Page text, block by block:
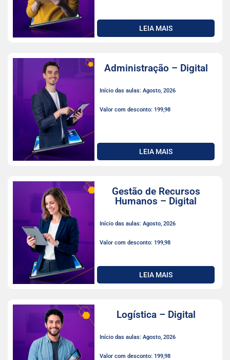
LEIA MAIS
Administração – Digital
Início das aulas: Agosto, 2026
Valor com desconto: 199,98
LEIA MAIS
Gestão de Recursos
Humanos – Digital
Início das aulas: Agosto, 2026
Valor com desconto: 199,98
LEIA MAIS
Logística – Digital
Início das aulas: Agosto, 2026
Valor com desconto: 199,98